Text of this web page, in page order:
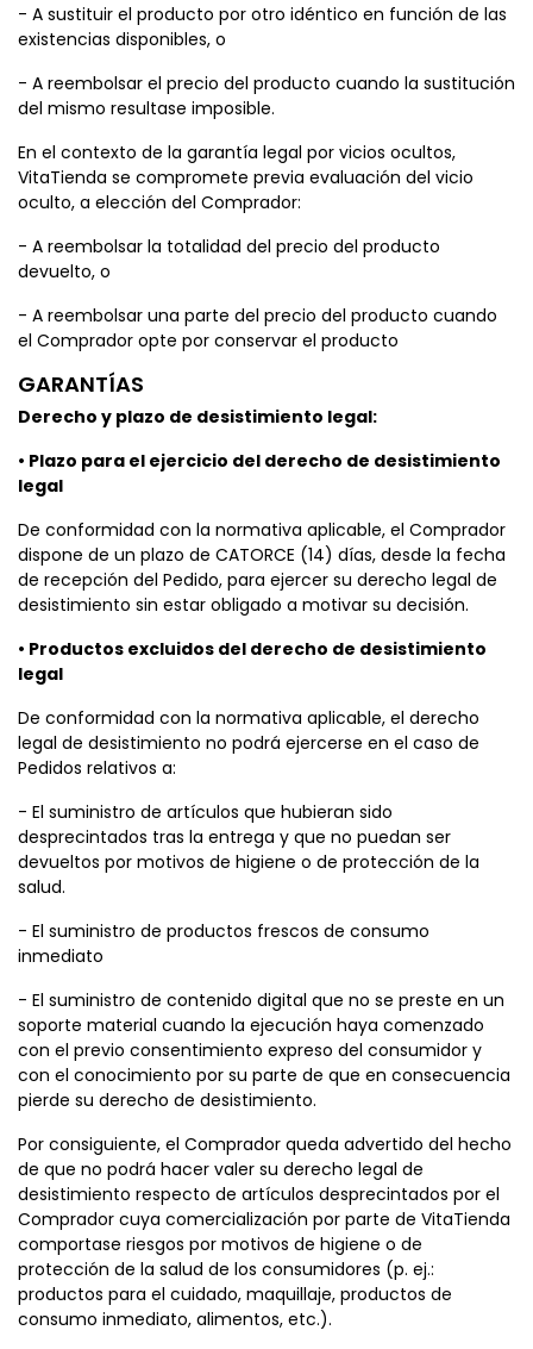
- A sustituir el producto por otro idéntico en función de las
existencias disponibles, o
- A reembolsar el precio del producto cuando la sustitución
del mismo resultase imposible.
En el contexto de la garantía legal por vicios ocultos,
VitaTienda se compromete previa evaluación del vicio
oculto, a elección del Comprador:
- A reembolsar la totalidad del precio del producto
devuelto, o
- A reembolsar una parte del precio del producto cuando
el Comprador opte por conservar el producto
GARANTÍAS
Derecho y plazo de desistimiento legal:
• Plazo para el ejercicio del derecho de desistimiento
legal
De conformidad con la normativa aplicable, el Comprador
dispone de un plazo de CATORCE (14) días, desde la fecha
de recepción del Pedido, para ejercer su derecho legal de
desistimiento sin estar obligado a motivar su decisión.
• Productos excluidos del derecho de desistimiento
legal
De conformidad con la normativa aplicable, el derecho
legal de desistimiento no podrá ejercerse en el caso de
Pedidos relativos a:
- El suministro de artículos que hubieran sido
desprecintados tras la entrega y que no puedan ser
devueltos por motivos de higiene o de protección de la
salud.
- El suministro de productos frescos de consumo
inmediato
- El suministro de contenido digital que no se preste en un
soporte material cuando la ejecución haya comenzado
con el previo consentimiento expreso del consumidor y
con el conocimiento por su parte de que en consecuencia
pierde su derecho de desistimiento.
Por consiguiente, el Comprador queda advertido del hecho
de que no podrá hacer valer su derecho legal de
desistimiento respecto de artículos desprecintados por el
Comprador cuya comercialización por parte de VitaTienda
comportase riesgos por motivos de higiene o de
protección de la salud de los consumidores (p. ej.:
productos para el cuidado, maquillaje, productos de
consumo inmediato, alimentos, etc.).